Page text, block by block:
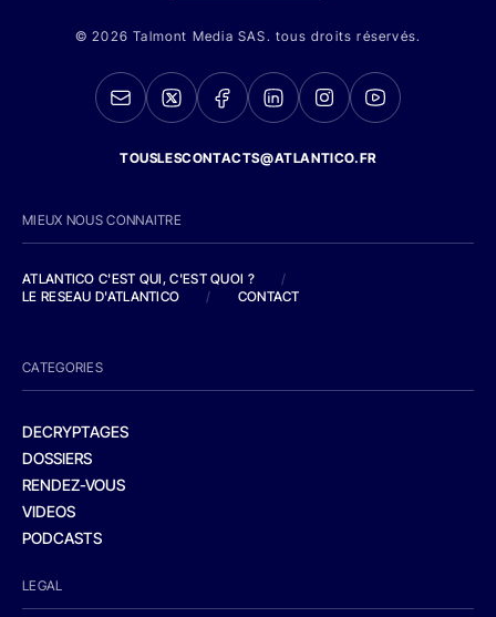
© 2026 Talmont Media SAS. tous droits réservés.
TOUSLESCONTACTS@ATLANTICO.FR
MIEUX NOUS CONNAITRE
ATLANTICO C'EST QUI, C'EST QUOI ?
/
LE RESEAU D'ATLANTICO
/ CONTACT
CATEGORIES
DECRYPTAGES
DOSSIERS
RENDEZ-VOUS
VIDEOS
PODCASTS
LEGAL